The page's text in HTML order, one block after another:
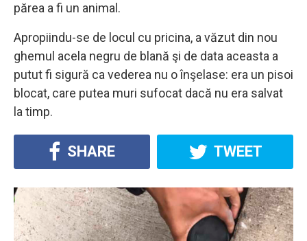
părea a fi un animal.
Apropiindu-se de locul cu pricina, a văzut din nou
ghemul acela negru de blană şi de data aceasta a
putut fi sigură ca vederea nu o înşelase: era un pisoi
blocat, care putea muri sufocat dacă nu era salvat
la timp.
SHARE TWEET